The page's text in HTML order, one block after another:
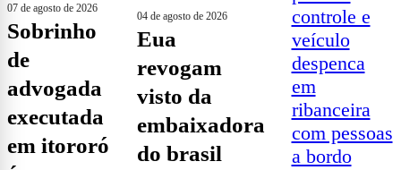
07 de agosto de 2026
sobrinho
de
advogada
executada
em itororó
04 de agosto de 2026
eua
revogam
visto da
embaixadora
do brasil